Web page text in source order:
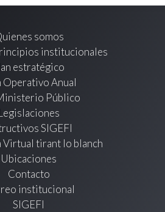
somos
institucionales
estratégico
Operativo Anual
Público
SIGEFI
Virtual tirant lo blanch
Ubicaciones
Contacto
institucional
SIGEFI